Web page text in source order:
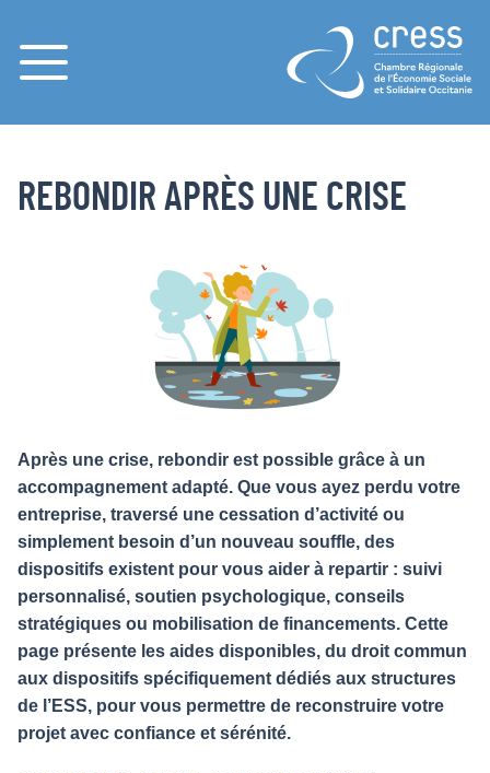
Menu
REBONDIR APRÈS UNE CRISE
Après une crise, rebondir est possible grâce à un
accompagnement adapté. Que vous ayez perdu votre
entreprise, traversé une cessation d’activité ou
simplement besoin d’un nouveau souffle, des
dispositifs existent pour vous aider à repartir : suivi
personnalisé, soutien psychologique, conseils
stratégiques ou mobilisation de financements. Cette
page présente les aides disponibles, du droit commun
aux dispositifs spécifiquement dédiés aux structures
de l’ESS, pour vous permettre de reconstruire votre
projet avec confiance et sérénité.